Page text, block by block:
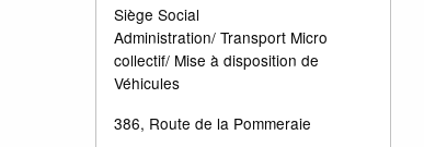
Siège Social
Administration/ Transport Micro
collectif/ Mise à disposition de
Véhicules
386, Route de la Pommeraie